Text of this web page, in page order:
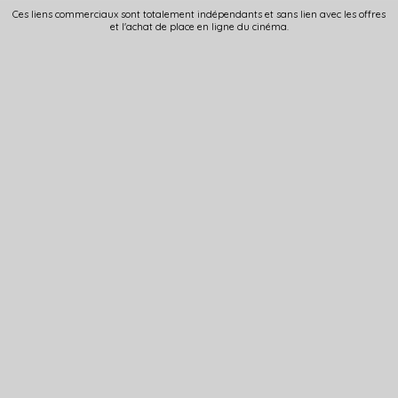
Ces liens commerciaux sont totalement indépendants et sans lien avec les offres
et l'achat de place en ligne du cinéma.